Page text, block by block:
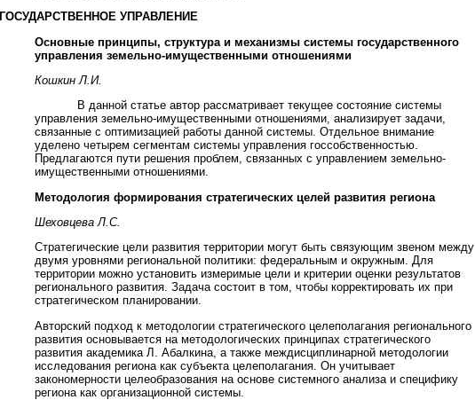
ГОСУДАРСТВЕННОЕ УПРАВЛЕНИЕ
Основные принципы, структура и механизмы системы государственного
управления земельно-имущественными отношениями
Кошкин Л.И.
В данной статье автор рассматривает текущее состояние системы
управления земельно-имущественными отношениями, анализирует задачи,
связанные с оптимизацией работы данной системы. Отдельное внимание
уделено четырем сегментам системы управления госсобственностью.
Предлагаются пути решения проблем, связанных с управлением земельно-
имущественными отношениями.
Методология формирования стратегических целей развития региона
Шеховцева Л.С.
Стратегические цели развития территории могут быть связующим звеном между
двумя уровнями региональной политики: федеральным и окружным. Для
территории можно установить измеримые цели и критерии оценки результатов
регионального развития. Задача состоит в том, чтобы корректировать их при
стратегическом планировании.
Авторский подход к методологии стратегического целеполагания регионального
развития основывается на методологических принципах стратегического
развития академика Л. Абалкина, а также междисциплинарной методологии
исследования региона как субъекта целеполагания. Он учитывает
закономерности целеобразования на основе системного анализа и специфику
региона как организационной системы.